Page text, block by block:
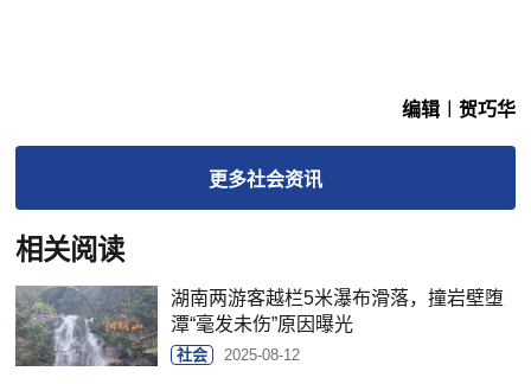
编辑︱贺巧华
更多社会资讯
相关阅读
湖南两游客越栏5米瀑布滑落，撞岩壁堕
潭“毫发未伤”原因曝光
社会 2025-08-12